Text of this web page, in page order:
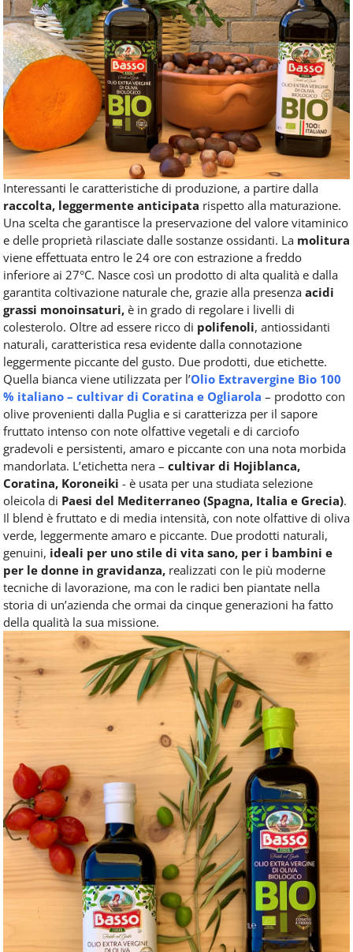
Interessanti le caratteristiche di produzione, a partire dalla
raccolta, leggermente anticipata rispetto alla maturazione.
Una scelta che garantisce la preservazione del valore vitaminico
e delle proprietà rilasciate dalle sostanze ossidanti. La molitura
viene effettuata entro le 24 ore con estrazione a freddo
inferiore ai 27°C. Nasce così un prodotto di alta qualità e dalla
garantita coltivazione naturale che, grazie alla presenza acidi
grassi monoinsaturi, è in grado di regolare i livelli di
colesterolo. Oltre ad essere ricco di polifenoli, antiossidanti
naturali, caratteristica resa evidente dalla connotazione
leggermente piccante del gusto. Due prodotti, due etichette.
Quella bianca viene utilizzata per l’Olio Extravergine Bio 100
% italiano – cultivar di Coratina e Ogliarola – prodotto con
olive provenienti dalla Puglia e si caratterizza per il sapore
fruttato intenso con note olfattive vegetali e di carciofo
gradevoli e persistenti, amaro e piccante con una nota morbida
mandorlata. L’etichetta nera – cultivar di Hojiblanca,
Coratina, Koroneiki - è usata per una studiata selezione
oleicola di Paesi del Mediterraneo (Spagna, Italia e Grecia).
Il blend è fruttato e di media intensità, con note olfattive di oliva
verde, leggermente amaro e piccante. Due prodotti naturali,
genuini, ideali per uno stile di vita sano, per i bambini e
per le donne in gravidanza, realizzati con le più moderne
tecniche di lavorazione, ma con le radici ben piantate nella
storia di un’azienda che ormai da cinque generazioni ha fatto
della qualità la sua missione.